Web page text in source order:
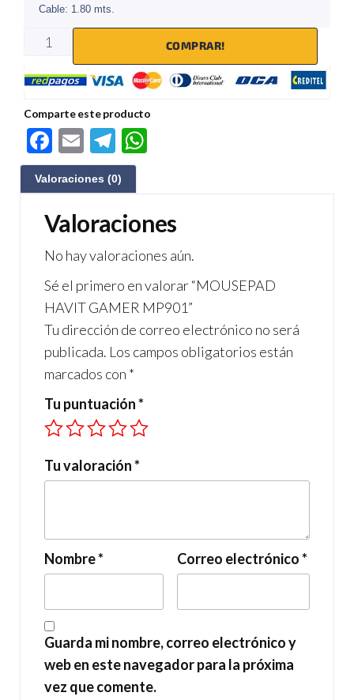
Cable: 1.80 mts.
COMPRAR!
Comparte este producto
F
ac
e
b
o
o
k
E
m
ail
Te
le
gr
a
m
s
A
p
p
Valoraciones (0)
Valoraciones
No hay valoraciones aún.
Sé el primero en valorar “MOUSEPAD
HAVIT GAMER MP901”
Tu dirección de correo electrónico no será
publicada. Los campos obligatorios están
marcados con *
Tu puntuación*
Tu valoración*
Nombre* Correo electrónico*
Guarda mi nombre, correo electrónico y
web en este navegador para la próxima
vez que comente.